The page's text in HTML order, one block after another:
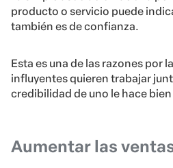
producto o servicio puede
también es de confianza.
Esta es una de las razones por
influyentes quieren trabajar
credibilidad de uno le hace
Aumentar las